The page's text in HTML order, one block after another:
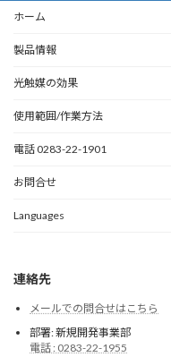
ホーム
製品情報
光触媒の効果
使用範囲/作業方法
電話 0283-22-1901
お問合せ
Languages
連絡先
メールでの問合せはこちら
部署: 新規開発事業部
電話 : 0283-22-1955